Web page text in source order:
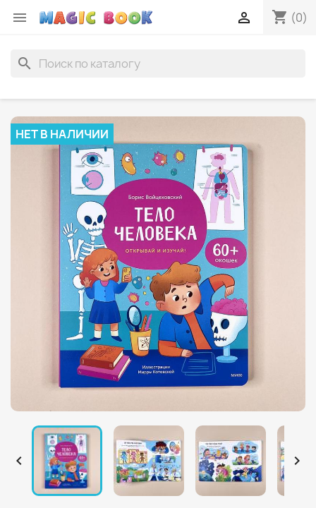
 shopping_cart (0)

search
НЕТ В НАЛИЧИИ
 